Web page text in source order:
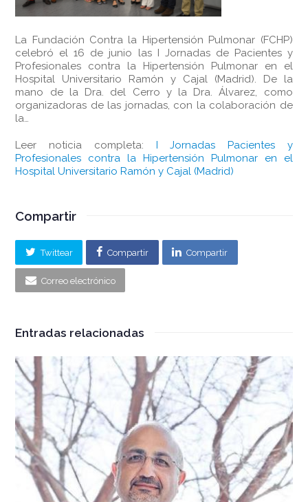
La Fundación Contra la Hipertensión Pulmonar (FCHP)
celebró el 16 de junio las I Jornadas de Pacientes y
Profesionales contra la Hipertensión Pulmonar en el
Hospital Universitario Ramón y Cajal (Madrid). De la
mano de la Dra. del Cerro y la Dra. Álvarez, como
organizadoras de las jornadas, con la colaboración de
la…
Leer noticia completa: I Jornadas Pacientes y
Profesionales contra la Hipertensión Pulmonar en el
Hospital Universitario Ramón y Cajal (Madrid)
Compartir
Twittear Compartir Compartir
Correo electrónico
Entradas relacionadas